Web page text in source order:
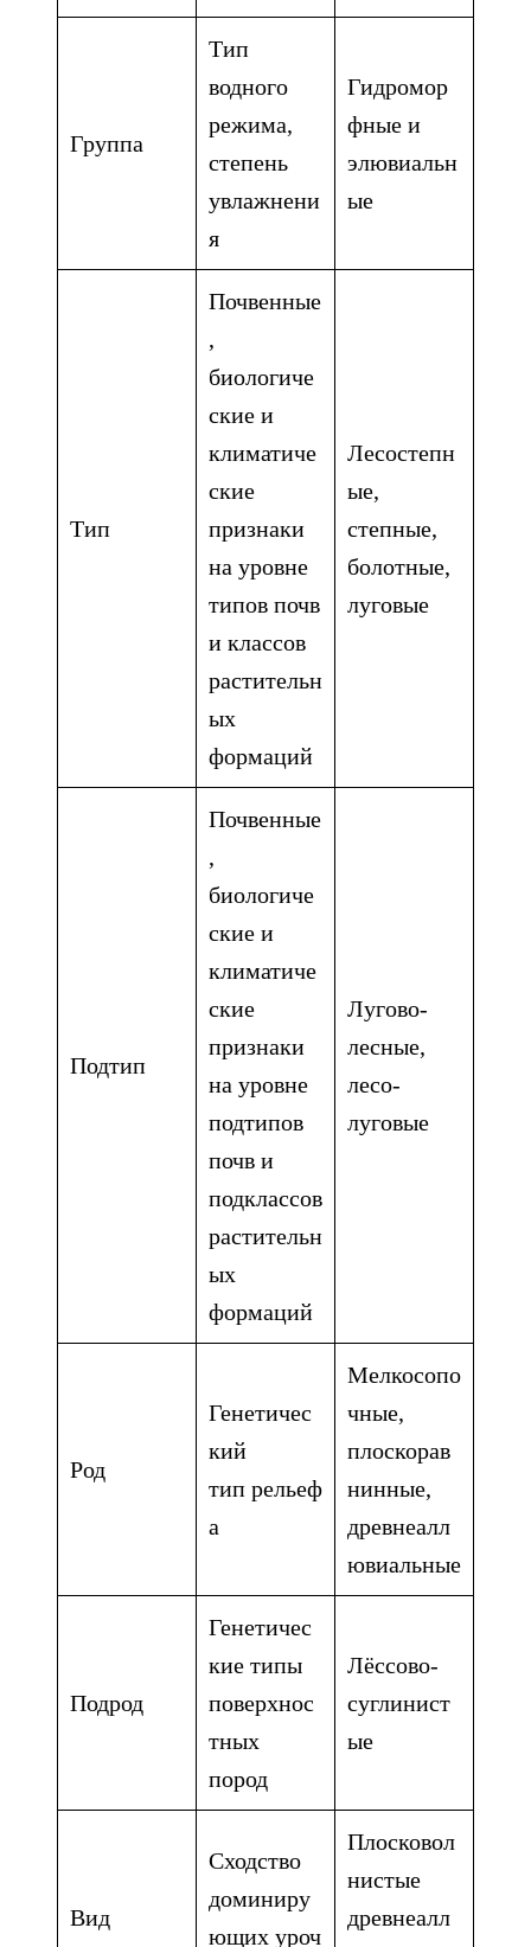
Группа
Тип
водного
режима,
степень
увлажнени
я
Гидромор
фные и
элювиальн
ые
Тип
Почвенные
,
биологиче
ские и
климатиче
ские
признаки
на уровне
типов почв
и классов
растительн
ых
формаций
Лесостепн
ые,
степные,
болотные,
луговые
Подтип
Почвенные
,
биологиче
ские и
климатиче
ские
признаки
на уровне
подтипов
почв и
подклассов
растительн
ых
формаций
Лугово-
лесные,
лесо-
луговые
Род
Генетичес
кий
тип рельеф
а
Мелкосопо
чные,
плоскорав
нинные,
древнеалл
ювиальные
Подрод
Генетичес
кие типы
поверхнос
тных
пород
Лёссово-
суглинист
ые
Вид
Сходство
доминиру
ющих уроч
Плосковол
нистые
древнеалл